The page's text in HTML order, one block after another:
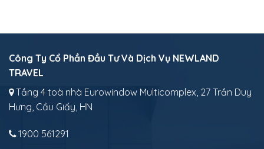
Công Ty Cổ Phần Đầu Tư Và Dịch Vụ NEWLAND
TRAVEL
Tầng 4 toà nhà Eurowindow Multicomplex, 27 Trần Duy
Hưng, Cầu Giấy, HN
1900 561291